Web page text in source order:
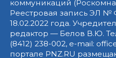
коммуникаций
Реестровая запись ЭЛ №
18.02.2022 года.
редактор — Белов В.Ю.
(8412) 238-002, e-mail:
портале PNZ.RU